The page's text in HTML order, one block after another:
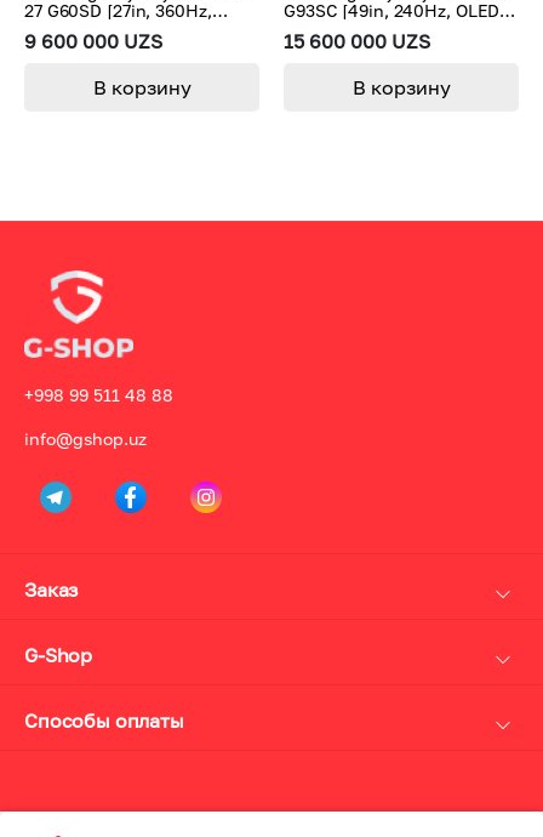
9 600 000 UZS
27 G60SD [27in, 360Hz,
В корзину
15 600 000 UZS
G93SC [49in, 240Hz, OLED,
В корзину
+998 99 511 48 88
info@gshop.uz
Заказ
Оплата
Личный кабинет
G-Shop
Дисконт и кэшбек карта
Способы оплаты
Payme Click